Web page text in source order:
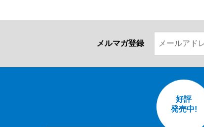
メルマガ登録
好評
発売中!